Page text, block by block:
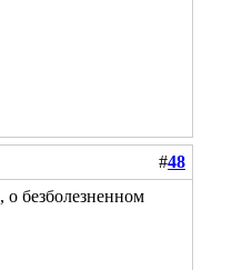
#48
, о безболезненном